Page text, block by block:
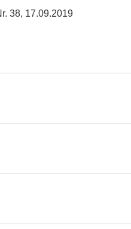
38, 17.09.2019